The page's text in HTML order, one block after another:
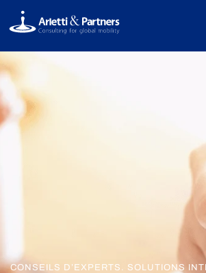
CONSEILS D’EXPERTS. SOLUTIONS